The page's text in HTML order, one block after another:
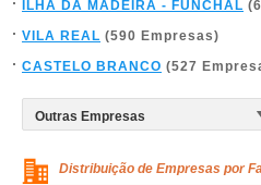
ILHA DA MADEIRA - FUNCHAL
VILA REAL (590 Empresas)
CASTELO BRANCO (527
Distribuição de Empresas por